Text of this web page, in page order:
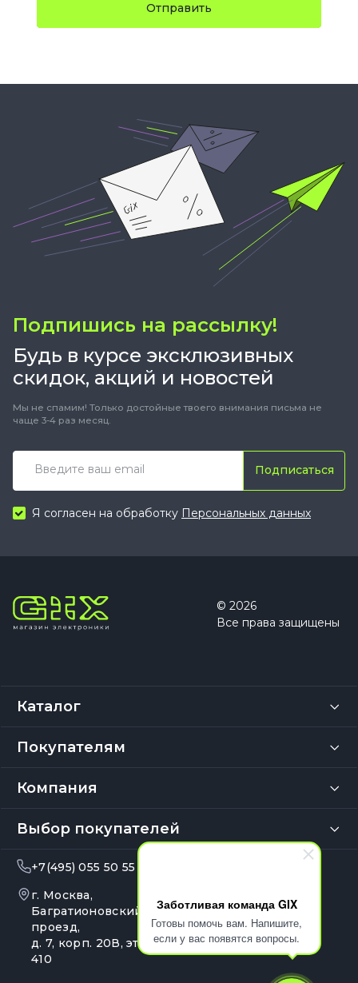
Заботливая команда GIX
Готовы помочь вам. Напишите,
если у вас появятся вопросы.
Отправить
Подпишись на рассылку!
Будь в курсе эксклюзивных
скидок, акций и новостей
Мы не спамим! Только достойные твоего внимания письма не
чаще 3-4 раз месяц.
Подписаться
Я согласен на обработку Персональных данных
© 2026
Все права защищены
Каталог
Покупателям
Компания
Выбор покупателей
+7(495) 055 50 55
г. Москва,
Багратионовский
проезд,
д. 7, корп. 20В, эт. 4, оф.
410
Ежедневно